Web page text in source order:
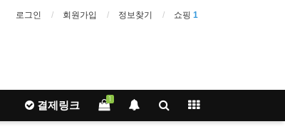
로그인 회원가입 정보찾기 쇼핑 1
1
결제링크